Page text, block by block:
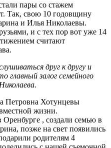
пары со стажем
Так, свою 10 годовщину
и Илья Николаевы.
и с тех пор вот уже 14
считают
друг к другу и
главный залог семейного
Петровна Хотунцевы
жизни.
, создали семью в
позже на свет появились
родителям 4